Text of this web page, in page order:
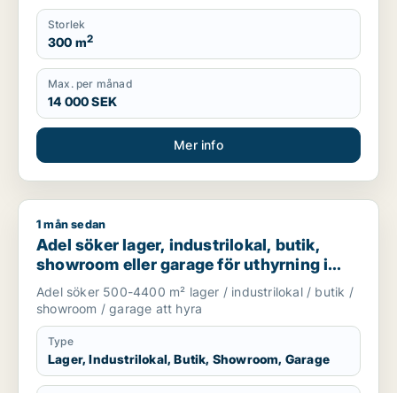
Storlek
300 m2
Max. per månad
14 000 SEK
Mer info
Adel söker lager, industrilokal, butik, showroom eller
1 mån sedan
Adel söker lager, industrilokal, butik,
showroom eller garage för uthyrning i
Huddinge, Tyresö eller Nacka m.fl.
Adel söker 500-4400 m² lager / industrilokal / butik /
showroom / garage att hyra
Type
Lager, Industrilokal, Butik, Showroom, Garage